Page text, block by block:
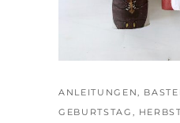
ANLEITUNGEN,
GEBURTSTAG ,